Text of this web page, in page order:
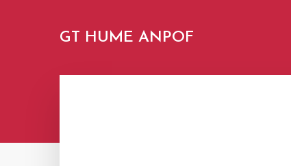
GT HUME ANPOF